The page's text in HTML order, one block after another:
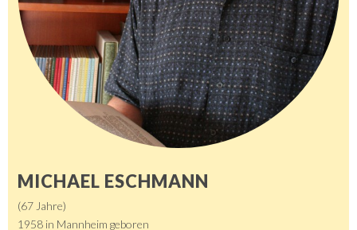
MICHAEL ESCHMANN
(67 Jahre)
1958 in Mannheim geboren